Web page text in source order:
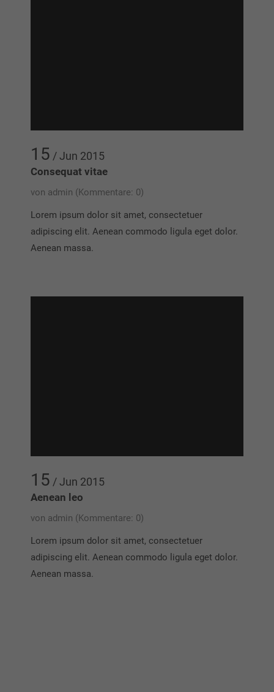
15 / Jun 2015
Consequat vitae
von admin (Kommentare: 0)
Lorem ipsum dolor sit amet, consectetuer
adipiscing elit. Aenean commodo ligula eget dolor.
Aenean massa.
15 / Jun 2015
Aenean leo
von admin (Kommentare: 0)
Lorem ipsum dolor sit amet, consectetuer
adipiscing elit. Aenean commodo ligula eget dolor.
Aenean massa.